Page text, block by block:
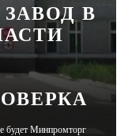
ЕДЫ
В
будет Минпромторг